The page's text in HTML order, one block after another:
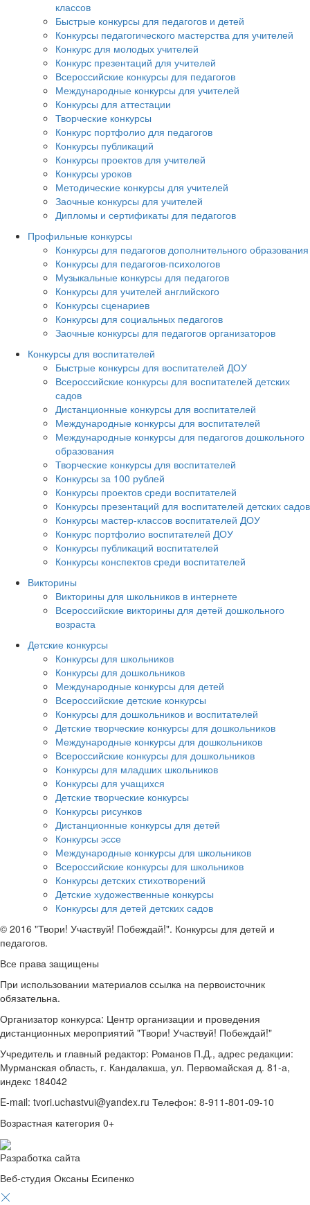
классов
Быстрые конкурсы для педагогов и детей
Конкурсы педагогического мастерства для учителей
Конкурс для молодых учителей
Конкурс презентаций для учителей
Всероссийские конкурсы для педагогов
Международные конкурсы для учителей
Конкурсы для аттестации
Творческие конкурсы
Конкурс портфолио для педагогов
Конкурсы публикаций
Конкурсы проектов для учителей
Конкурсы уроков
Методические конкурсы для учителей
Заочные конкурсы для учителей
Дипломы и сертификаты для педагогов
Профильные конкурсы
Конкурсы для педагогов дополнительного образования
Конкурсы для педагогов-психологов
Музыкальные конкурсы для педагогов
Конкурсы для учителей английского
Конкурсы сценариев
Конкурсы для социальных педагогов
Заочные конкурсы для педагогов организаторов
Конкурсы для воспитателей
Быстрые конкурсы для воспитателей ДОУ
Всероссийские конкурсы для воспитателей детских
садов
Дистанционные конкурсы для воспитателей
Международные конкурсы для воспитателей
Международные конкурсы для педагогов дошкольного
образования
Творческие конкурсы для воспитателей
Конкурсы за 100 рублей
Конкурсы проектов среди воспитателей
Конкурсы презентаций для воспитателей детских садов
Конкурсы мастер-классов воспитателей ДОУ
Конкурс портфолио воспитателей ДОУ
Конкурсы публикаций воспитателей
Конкурсы конспектов среди воспитателей
Викторины
Викторины для школьников в интернете
Всероссийские викторины для детей дошкольного
возраста
Детские конкурсы
Конкурсы для школьников
Конкурсы для дошкольников
Международные конкурсы для детей
Всероссийские детские конкурсы
Конкурсы для дошкольников и воспитателей
Детские творческие конкурсы для дошкольников
Международные конкурсы для дошкольников
Всероссийские конкурсы для дошкольников
Конкурсы для младших школьников
Конкурсы для учащихся
Детские творческие конкурсы
Конкурсы рисунков
Дистанционные конкурсы для детей
Конкурсы эссе
Международные конкурсы для школьников
Всероссийские конкурсы для школьников
Конкурсы детских стихотворений
Детские художественные конкурсы
Конкурсы для детей детских садов
© 2016 "Твори! Участвуй! Побеждай!". Конкурсы для детей и
педагогов.
Все права защищены
При использовании материалов ссылка на первоисточник
обязательна.
Организатор конкурса: Центр организации и проведения
дистанционных мероприятий "Твори! Участвуй! Побеждай!"
Учредитель и главный редактор: Романов П.Д., адрес редакции:
Мурманская область, г. Кандалакша, ул. Первомайская д. 81-а,
индекс 184042
E-mail: tvori.uchastvui@yandex.ru Телефон: 8-911-801-09-10
Возрастная категория 0+
Разработка сайта
Веб-студия Оксаны Есипенко